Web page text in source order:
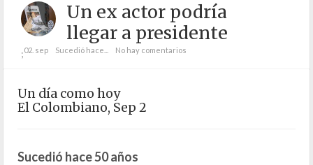
Un ex actor podría
llegar a presidente
;02. sep Sucedió hace... No hay comentarios
Un día como hoy
El Colombiano, Sep 2
Sucedió hace 50 años